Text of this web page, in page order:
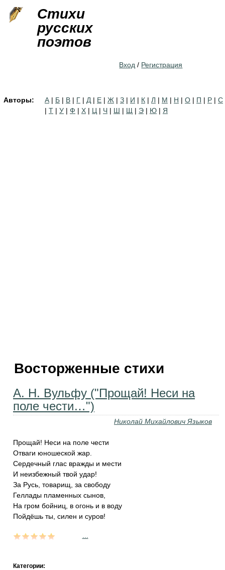
Стихи
русских
поэтов
Вход / Регистрация
Авторы: А | Б | В | Г | Д | Е | Ж | З | И | К | Л | М | Н | О | П | Р | С
| Т | У | Ф | Х | Ц | Ч | Ш | Щ | Э | Ю | Я
Восторженные стихи
А. Н. Вульфу ("Прощай! Неси на
поле чести…")
Николай Михайлович Языков
Прощай! Неси на поле чести
Отваги юношеской жар.
Сердечный глас вражды и мести
И неизбежный твой удар!
За Русь, товарищ, за свободу
Геллады пламенных сынов,
На гром бойниц, в огонь и в воду
Пойдёшь ты, силен и суров!
Категории: